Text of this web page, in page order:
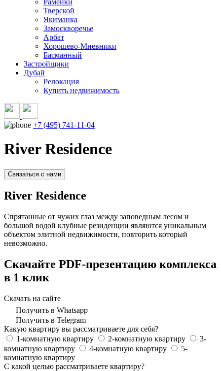
Раменки
Тверской
Якиманка
Замоскворечье
Арбат
Хорошево-Мневники
Басманный
Застройщики
Дубай
Релокация
Купить недвижимость
+7 (495) 741-11-04
River Residence
Связаться с нами
River Residence
Спрятанные от чужих глаз между заповедным лесом и
большой водой клубные резиденции являются уникальным
объектом элитной недвижимости, повторить который
невозможно.
Скачайте PDF-презентацию комплекса
в 1 клик
Скачать на сайте
Получить в Whatsapp
Получить в Telegram
Какую квартиру вы рассматриваете для себя?
1-комнатную квартиру
2-комнатную квартиру
3-
комнатную квартиру
4-комнатную квартиру
5-
комнатную квартиру
С какой целью рассматриваете квартиру?